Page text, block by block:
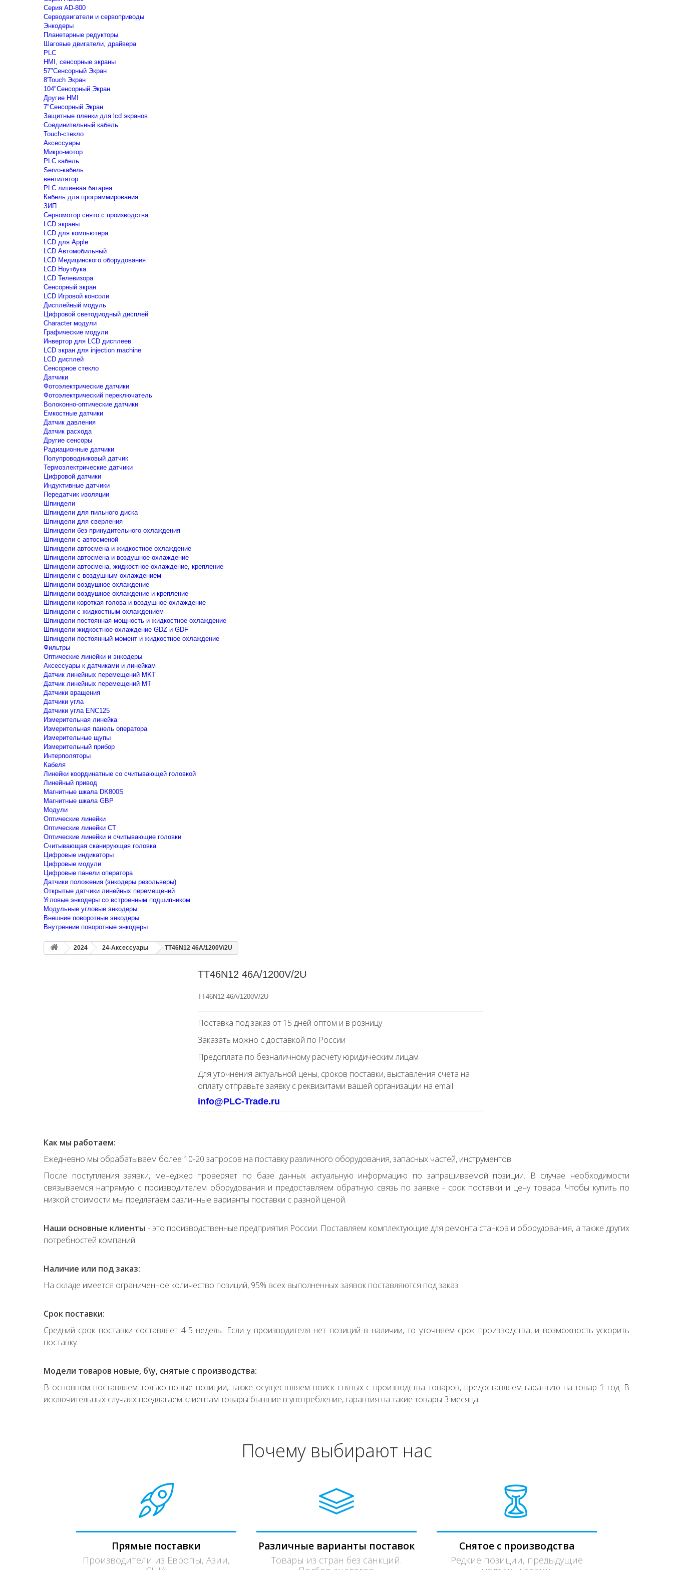
Серия AD-800
Серводвигатели и сервоприводы
Энкодеры
Планетарные редукторы
Шаговые двигатели, драйвера
PLC
HMI, сенсорные экраны
57"Сенсорный Экран
8'Touch Экран
104"Сенсорный Экран
Другие HMI
7"Сенсорный Экран
Защитные пленки для lcd экранов
Соединительный кабель
Touch-стекло
Аксессуары
Микро-мотор
PLC кабель
Servo-кабель
вентилятор
PLC литиевая батарея
Кабель для программирования
ЗИП
Сервомотор снято с производства
LCD экраны
LCD для компьютера
LCD для Apple
LCD Автомобильный
LCD Медицинского оборудования
LCD Ноутбука
LCD Телевизора
Сенсорный экран
LCD Игровой консоли
Дисплейный модуль
Цифровой светодиодный дисплей
Сharacter модули
Графические модули
Инвертор для LCD дисплеев
LCD экран для injection machine
LCD дисплей
Сенсорное стекло
Датчики
Фотоэлектрические датчики
Фотоэлектрический переключатель
Волоконно-оптические датчики
Емкостные датчики
Датчик давления
Датчик расхода
Другие сенсоры
Радиационные датчики
Полупроводниковый датчик
Термоэлектрические датчики
Цифровой датчики
Индуктивные датчики
Передатчик изоляции
Шпиндели
Шпиндели для пильного диска
Шпиндели для сверления
Шпиндели без принудительного охлаждения
Шпиндели с автосменой
Шпиндели автосмена и жидкостное охлаждение
Шпиндели автосмена и воздушное охлаждение
Шпиндели автосмена, жидкостное охлаждение, крепление
Шпиндели с воздушным охлаждением
Шпиндели воздушное охлаждение
Шпиндели воздушное охлаждение и крепление
Шпиндели короткая голова и воздушное охлаждение
Шпиндели с жидкостным охлаждением
Шпиндели постоянная мощность и жидкостное охлаждение
Шпиндели жидкостное охлаждение GDZ и GDF
Шпиндели постоянный момент и жидкостное охлаждение
Фильтры
Оптические линейки и энкодеры
Аксессуары к датчиками и линейкам
Датчик линейных перемещений MKT
Датчик линейных перемещений MT
Датчики вращения
Датчики угла
Датчики угла ENC125
Измерительная линейка
Измерительная панель оператора
Измерительные щупы
Измерительный прибор
Интерполяторы
Кабеля
Линейки координатные со считывающей головкой
Линейный привод
Магнитные шкала DK800S
Магнитные шкала GBP
Модули
Оптические линейки
Оптические линейки CT
Оптические линейки и считывающие головки
Считывающая сканирующая головка
Цифровые индикаторы
Цифровые модули
Цифровые панели оператора
Датчики положения (энкодеры резольверы)
Открытые датчики линейных перемещений
Угловые энкодеры со встроенным подшипником
Модульные угловые энкодеры
Внешние поворотные энкодеры
Внутренние поворотные энкодеры
2024 24-Аксессуары TT46N12 46A/1200V/2U
TT46N12 46A/1200V/2U
TT46N12 46A/1200V/2U
Поставка под заказ от 15 дней оптом и в розницу
Заказать можно с доставкой по России
Предоплата по безналичному расчету юридическим лицам
Для уточнения актуальной цены, сроков поставки, выставления счета на
оплату отправьте заявку с реквизитами вашей организации на email
info@PLC-Trade.ru
Как мы работаем:
Ежедневно мы обрабатываем более 10-20 запросов на поставку различного оборудования, запасных частей, инструментов.
После поступления заявки, менеджер проверяет по базе данных актуальную информацию по запрашиваемой позиции. В случае необходимости
связываемся напрямую с производителем оборудования и предоставляем обратную связь по заявке - срок поставки и цену товара. Чтобы купить по
низкой стоимости мы предлагаем различные варианты поставки с разной ценой.
Наши основные клиенты - это производственные предприятия России. Поставляем комплектующие для ремонта станков и оборудования, а также других
потребностей компаний.
Наличие или под заказ:
На складе имеется ограниченное количество позиций, 95% всех выполненных заявок поставляются под заказ.
Срок поставки:
Средний срок поставки составляет 4-5 недель. Если у производителя нет позиций в наличии, то уточняем срок производства, и возможность ускорить
поставку.
Модели товаров новые, б\у, снятые с производства:
В основном поставляем только новые позиции, также осуществляем поиск снятых с производства товаров, предоставляем гарантию на товар 1 год. В
исключительных случаях предлагаем клиентам товары бывшие в употребление, гарантия на такие товары 3 месяца.
Почему выбирают нас
Прямые поставки
Производители из Европы, Азии,
Различные варианты поставок
Товары из стран без санкций.
Снятое с производства
Редкие позиции, предыдущие